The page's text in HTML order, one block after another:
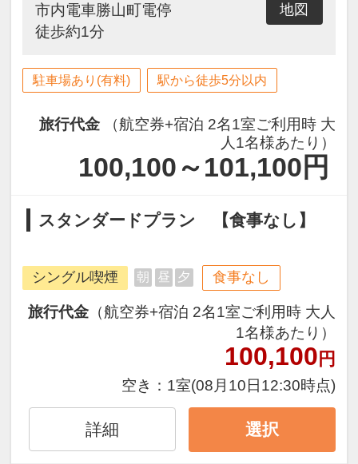
市内電車勝山町電停
徒歩約1分
地図
駐車場あり(有料) 駅から徒歩5分以内
旅行代金
（航空券+宿泊 2名1室ご利用時 大
人1名様あたり）
100,100～101,100 円
スタンダードプラン 【食事なし】
シングル喫煙 朝 昼 夕 食事なし
旅行代金 （航空券+宿泊 2名1室ご利用時 大人
1名様あたり）
100,100 円
空き： 1室(08月10日12:30時点)
詳細 選択